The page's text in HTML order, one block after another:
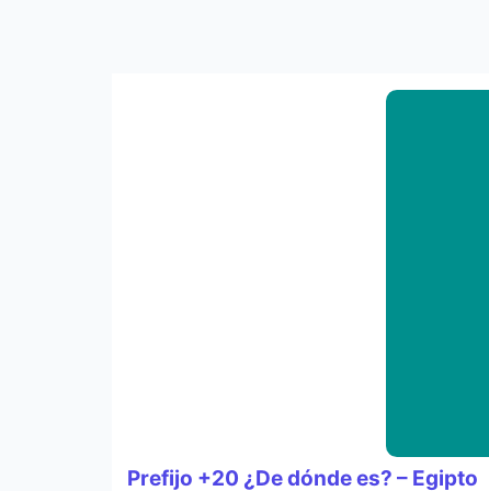
Prefijo +20 ¿De dónde es? – Egipto